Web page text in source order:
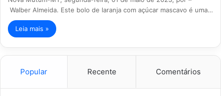
Walber Almeida. Este bolo de laranja com açúcar mascavo é uma…
Leia mais »
Popular Recente Comentários